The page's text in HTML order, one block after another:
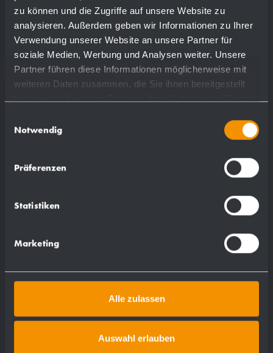
zu können und die Zugriffe auf unsere Website zu
analysieren. Außerdem geben wir Informationen zu Ihrer
Verwendung unserer Website an unsere Partner für
soziale Medien, Werbung und Analysen weiter. Unsere
Partner führen diese Informationen möglicherweise mit
weiteren Daten zusammen, die Sie ihnen bereitgestellt
Notwendig
Präferenzen
Statistiken
Marketing
Alle zulassen
Auswahl erlauben
Distributore di sapone da piano
proiezione 90 mm
più dettagli